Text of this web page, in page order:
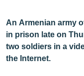
ՏՏ ԵՒ ԻՆՏԵՐՆԵՏ
ԿՈՐՈՆԱՎԻՐՈՒՍ
ԱՐԽԻՎ
An Armenian army
in prison late on
two soldiers in a
the Internet.